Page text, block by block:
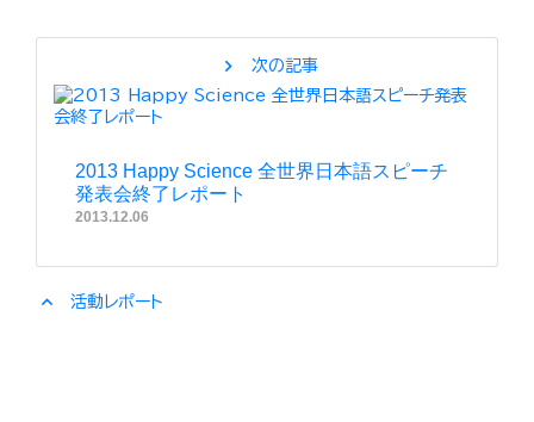
chevron_right 次の記事
2013 Happy Science 全世界日本語スピーチ
発表会終了レポート
2013.12.06
expand_less 活動レポート